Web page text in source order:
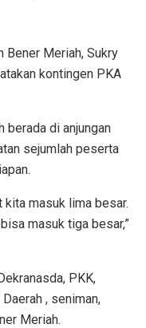
Bener Meriah, Sukry
kontingen PKA
berada di anjungan
sejumlah peserta
kita masuk lima besar.
masuk tiga besar,”
PKK,
, seniman,
Meriah.